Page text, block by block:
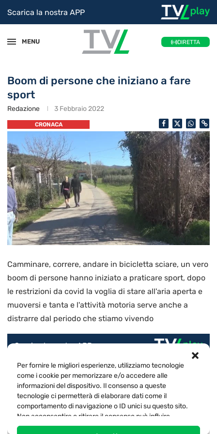
Scarica la nostra APP
MENU DIRETTA
Boom di persone che iniziano a fare
sport
Redazione 3 Febbraio 2022
CRONACA
Camminare, correre, andare in bicicletta sciare, un vero
boom di persone hanno iniziato a praticare sport, dopo
le restrizioni da covid la voglia di stare all'aria aperta e
muoversi e tanta e l'attività motoria serve anche a
distrarre dal periodo che stiamo vivendo